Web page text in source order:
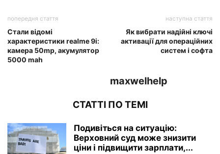
попередня стаття
Стали відомі
характеристики realme 9i:
камера 50mp, акумулятор
5000 mah
наступна стаття
Як вибрати надійні ключі
активації для операційних
систем і софта
maxwelhelp
СТАТТІ ПО ТЕМІ
Подивіться на ситуацію:
Верховний суд може знизити
ціни і підвищити зарплати,...